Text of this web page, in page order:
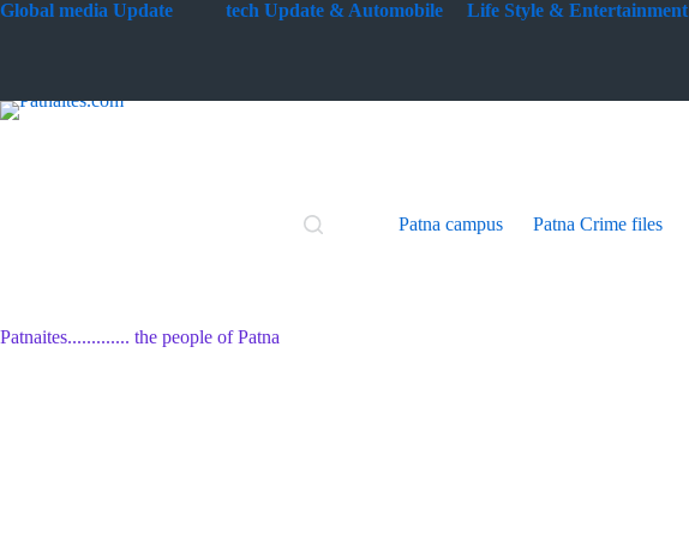
Skip
Global media Update tech Update & Automobile Life Style & Entertainment
Patnaites............. the people of Patna
Patna campus Patna Crime files